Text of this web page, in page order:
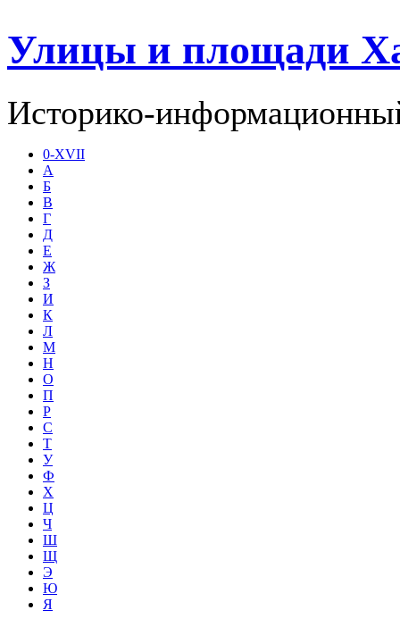
Улицы и площади
Историко-
0-XVII
А
Б
В
Г
Д
Е
Ж
З
И
К
Л
М
Н
О
П
Р
С
Т
У
Ф
Х
Ц
Ч
Ш
Щ
Э
Ю
Я